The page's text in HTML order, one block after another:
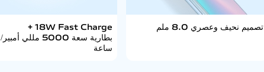
18W Fast Charge +
بطارية سعة 5000 مللي أمبير/
ساعة
تصميم نحيف وعصري 8.0 ملم